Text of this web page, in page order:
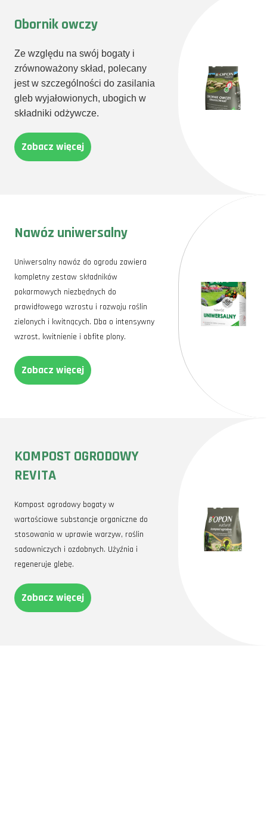
Obornik owczy
Ze względu na swój bogaty i
zrównoważony skład, polecany
jest w szczególności do zasilania
gleb wyjałowionych, ubogich w
składniki odżywcze.
Zobacz więcej
Nawóz uniwersalny
Uniwersalny nawóz do ogrodu zawiera
kompletny zestaw składników
pokarmowych niezbędnych do
prawidłowego wzrostu i rozwoju roślin
zielonych i kwitnących. Dba o intensywny
wzrost, kwitnienie i obfite plony.
Zobacz więcej
KOMPOST OGRODOWY
REVITA
Kompost ogrodowy bogaty w
wartościowe substancje organiczne do
stosowania w uprawie warzyw, roślin
sadowniczych i ozdobnych. Użyźnia i
regeneruje glebę.
Zobacz więcej